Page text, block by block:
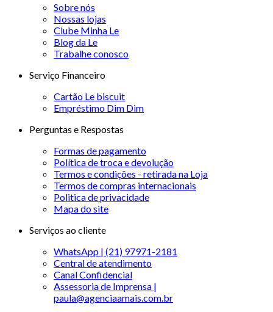
Sobre nós
Nossas lojas
Clube Minha Le
Blog da Le
Trabalhe conosco
Serviço Financeiro
Cartão Le biscuit
Empréstimo Dim Dim
Perguntas e Respostas
Formas de pagamento
Política de troca e devolução
Termos e condições - retirada na Loja
Termos de compras internacionais
Politica de privacidade
Mapa do site
Serviços ao cliente
WhatsApp | (21) 97971-2181
Central de atendimento
Canal Confidencial
Assessoria de Imprensa |
paula@agenciaamais.com.br